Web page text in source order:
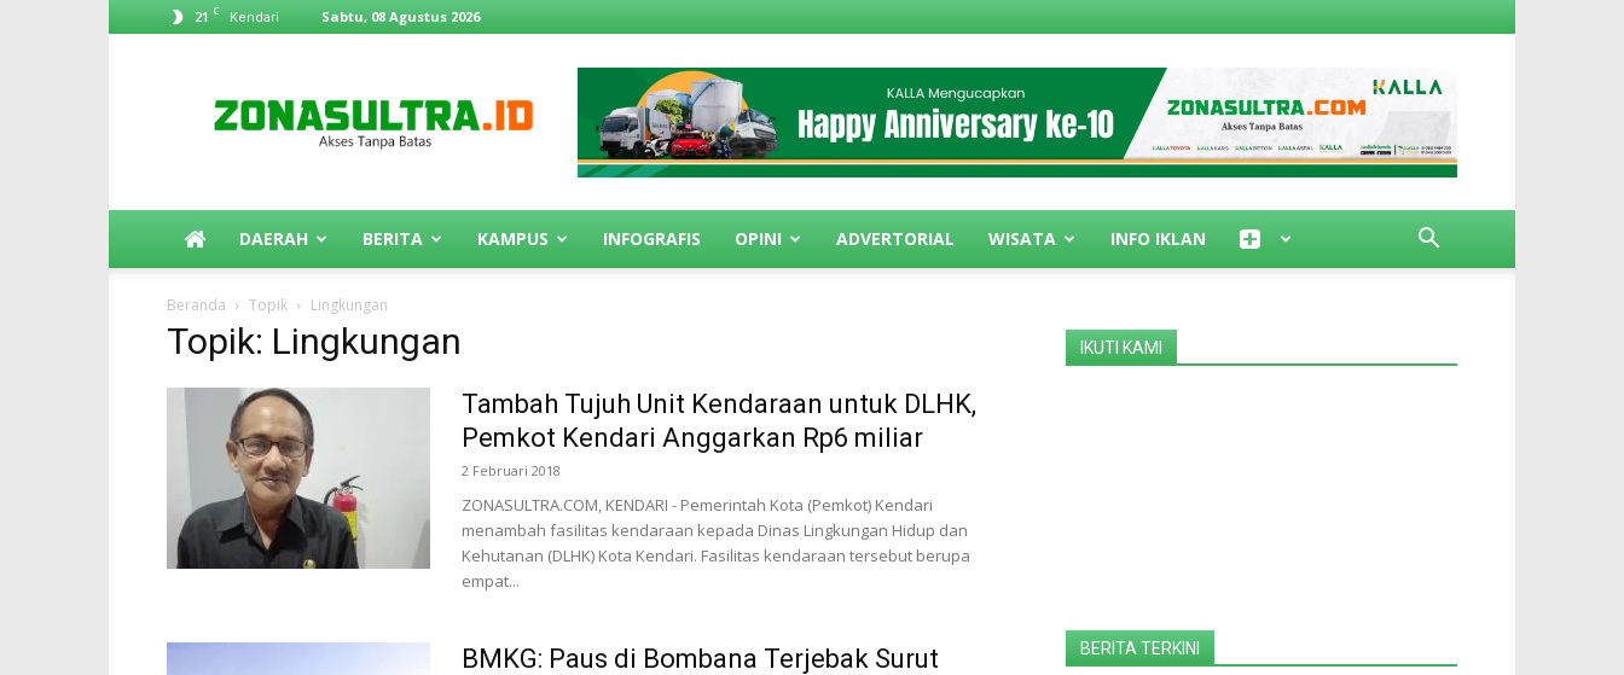
21 C Kendari Sabtu, 08 Agustus 2026
DAERAH BERITA KAMPUS INFOGRAFIS OPINI ADVERTORIAL WISATA INFO IKLAN
Beranda Topik Lingkungan
Topik: Lingkungan
Tambah Tujuh Unit Kendaraan untuk DLHK,
Pemkot Kendari Anggarkan Rp6 miliar
2 Februari 2018
ZONASULTRA.COM, KENDARI - Pemerintah Kota (Pemkot) Kendari
menambah fasilitas kendaraan kepada Dinas Lingkungan Hidup dan
Kehutanan (DLHK) Kota Kendari. Fasilitas kendaraan tersebut berupa
empat...
BMKG: Paus di Bombana Terjebak Surut
IKUTI KAMI
BERITA TERKINI